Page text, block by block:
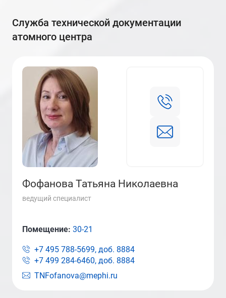
служба технической документации
атомного центра
Фофанова Татьяна Николаевна
ведущий специалист
TNFofanova@mephi.ru
Помещение: 30-21
+7 495 788-5699, доб. 8884
+7 499 284-6460, доб. 8884